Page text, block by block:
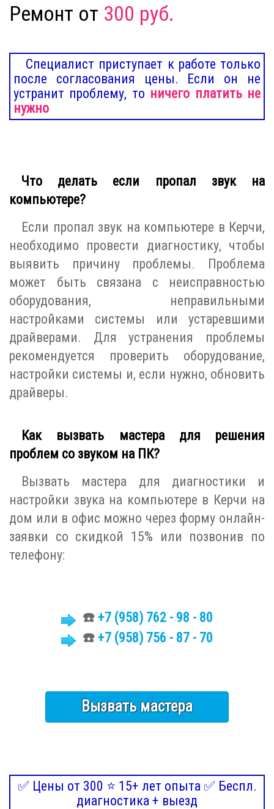
Ремонт от 300 руб.
Специалист приступает к работе только
после согласования цены. Если он не
устранит проблему, то ничего платить не
нужно
Что делать если пропал звук на
компьютере?
Если пропал звук на компьютере в Керчи,
необходимо провести диагностику, чтобы
выявить причину проблемы. Проблема
может быть связана с неисправностью
оборудования, неправильными
настройками системы или устаревшими
драйверами. Для устранения проблемы
рекомендуется проверить оборудование,
настройки системы и, если нужно, обновить
драйверы.
Как вызвать мастера для решения
проблем со звуком на ПК?
Вызвать мастера для диагностики и
настройки звука на компьютере в Керчи на
дом или в офис можно через форму онлайн-
заявки со скидкой 15% или позвонив по
телефону:
☎️ +7 (958) 762 - 98 - 80
☎️ +7 (958) 756 - 87 - 70
Вызвать мастера
✅ Цены от 300 ⭐ 15+ лет опыта ✅ Беспл.
диагностика + выезд